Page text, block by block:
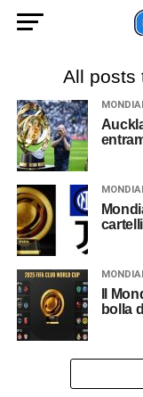
All posts
cartelli
Il
bolla